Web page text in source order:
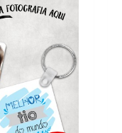
add à lista